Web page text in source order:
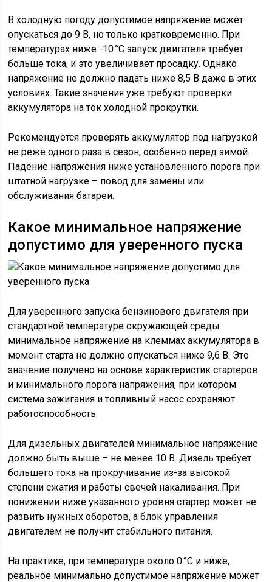
В холодную погоду допустимое напряжение может
опускаться до 9 В, но только кратковременно. При
температурах ниже -10 °C запуск двигателя требует
больше тока, и это увеличивает просадку. Однако
напряжение не должно падать ниже 8,5 В даже в этих
условиях. Такие значения уже требуют проверки
аккумулятора на ток холодной прокрутки.
Рекомендуется проверять аккумулятор под нагрузкой
не реже одного раза в сезон, особенно перед зимой.
Падение напряжения ниже установленного порога при
штатной нагрузке – повод для замены или
обслуживания батареи.
Какое минимальное напряжение
допустимо для уверенного пуска
Для уверенного запуска бензинового двигателя при
стандартной температуре окружающей среды
минимальное напряжение на клеммах аккумулятора в
момент старта не должно опускаться ниже 9,6 В. Это
значение получено на основе характеристик стартеров
и минимального порога напряжения, при котором
система зажигания и топливный насос сохраняют
работоспособность.
Для дизельных двигателей минимальное напряжение
должно быть выше – не менее 10 В. Дизель требует
большего тока на прокручивание из-за высокой
степени сжатия и работы свечей накаливания. При
понижении ниже указанного уровня стартер может не
развить нужных оборотов, а блок управления
двигателем не получит стабильного питания.
На практике, при температуре около 0 °C и ниже,
реальное минимально допустимое напряжение может